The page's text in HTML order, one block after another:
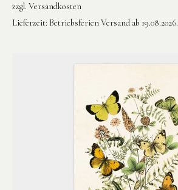
zzgl. Versandkosten
Lieferzeit: Betriebsferien Versand ab 19.08.2026.